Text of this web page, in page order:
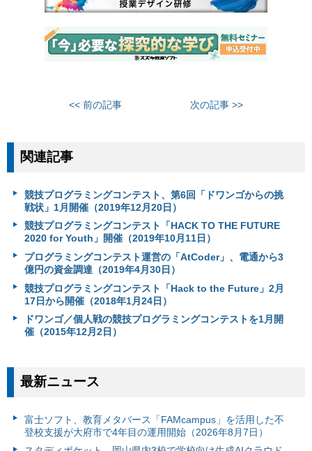
<< 前の記事 次の記事 >>
関連記事
競技プログラミングコンテスト、第6回「ドワンゴからの挑
戦状」1月開催（2019年12月20日）
競技プログラミングコンテスト「HACK TO THE FUTURE
2020 for Youth」開催（2019年10月11日）
プログラミングコンテスト運営の「AtCoder」、電通から3
億円の資金調達（2019年4月30日）
競技プログラミングコンテスト「Hack to the Future」2月
17日から開催（2018年1月24日）
ドワンゴ／個人戦の競技プログラミングコンテストを1月開
催（2015年12月2日）
最新ニュース
富⼠ソフト、教育メタバース「FAMcampus」を活用した不
登校支援が大府市で4年目の運用開始（2026年8月7日）